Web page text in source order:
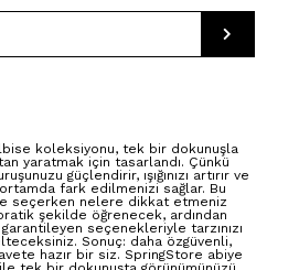
koleksiyonu, tek bir dokunuşla
yaratmak için tasarlandı. Çünkü
güçlendirir, ışığınızı artırır ve
fark edilmenizi sağlar. Bu
seçerken nelere dikkat etmeniz
şekilde öğrenecek, ardından
garantileyen seçenekleriyle tarzınızı
Sonuç: daha özgüvenli,
hazır bir siz. SpringStore abiye